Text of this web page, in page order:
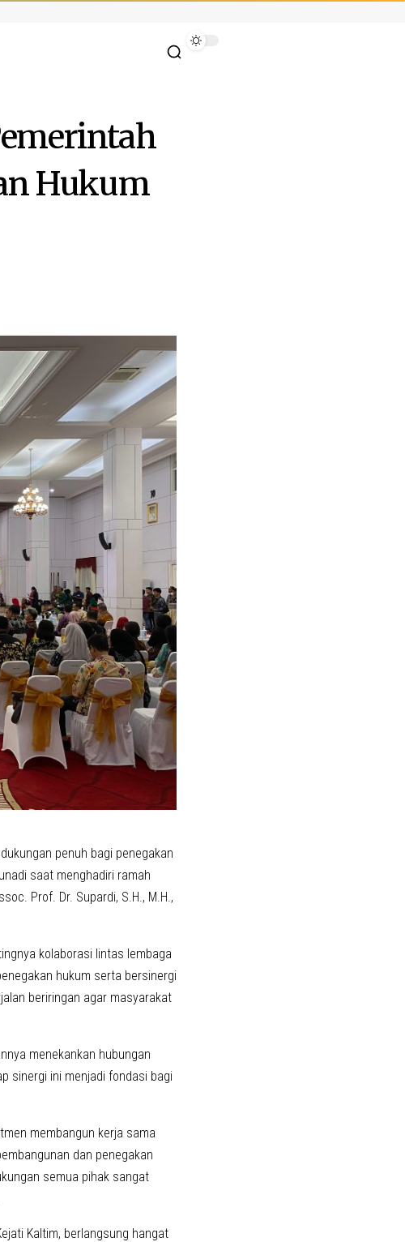
Hukum
penuh bagi penegakan
saat menghadiri ramah
Prof. Dr. Supardi, S.H., M.H.,
kolaborasi lintas lembaga
hukum serta bersinergi
beriringan agar masyarakat
menekankan hubungan
sinergi ini menjadi fondasi bagi
membangun kerja sama
dan penegakan
semua pihak sangat
Kaltim, berlangsung hangat